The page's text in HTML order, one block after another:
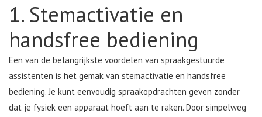
1. Stemactivatie en
handsfree bediening
Een van de belangrijkste voordelen van spraakgestuurde
assistenten is het gemak van stemactivatie en handsfree
bediening. Je kunt eenvoudig spraakopdrachten geven zonder
dat je fysiek een apparaat hoeft aan te raken. Door simpelweg